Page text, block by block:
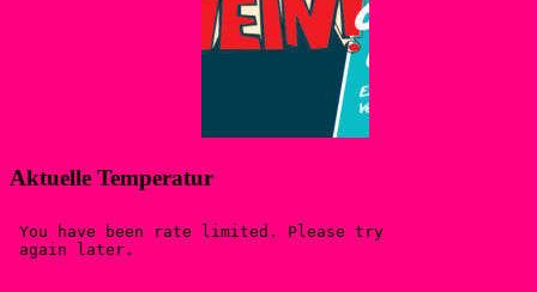
Aktuelle Temperatur